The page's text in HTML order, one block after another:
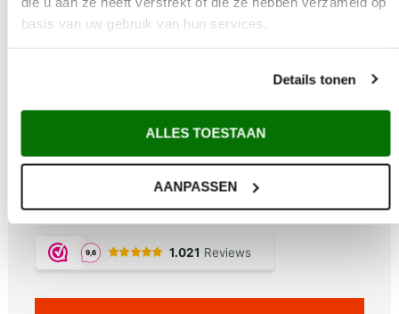
basis van uw gebruik van hun services.
Details tonen
ALLES TOESTAAN
AANPASSEN
Afhalen in Maarsbergen
Maatwerk uit eigen zetterij
Deskundig advies
20 jaar product garantie